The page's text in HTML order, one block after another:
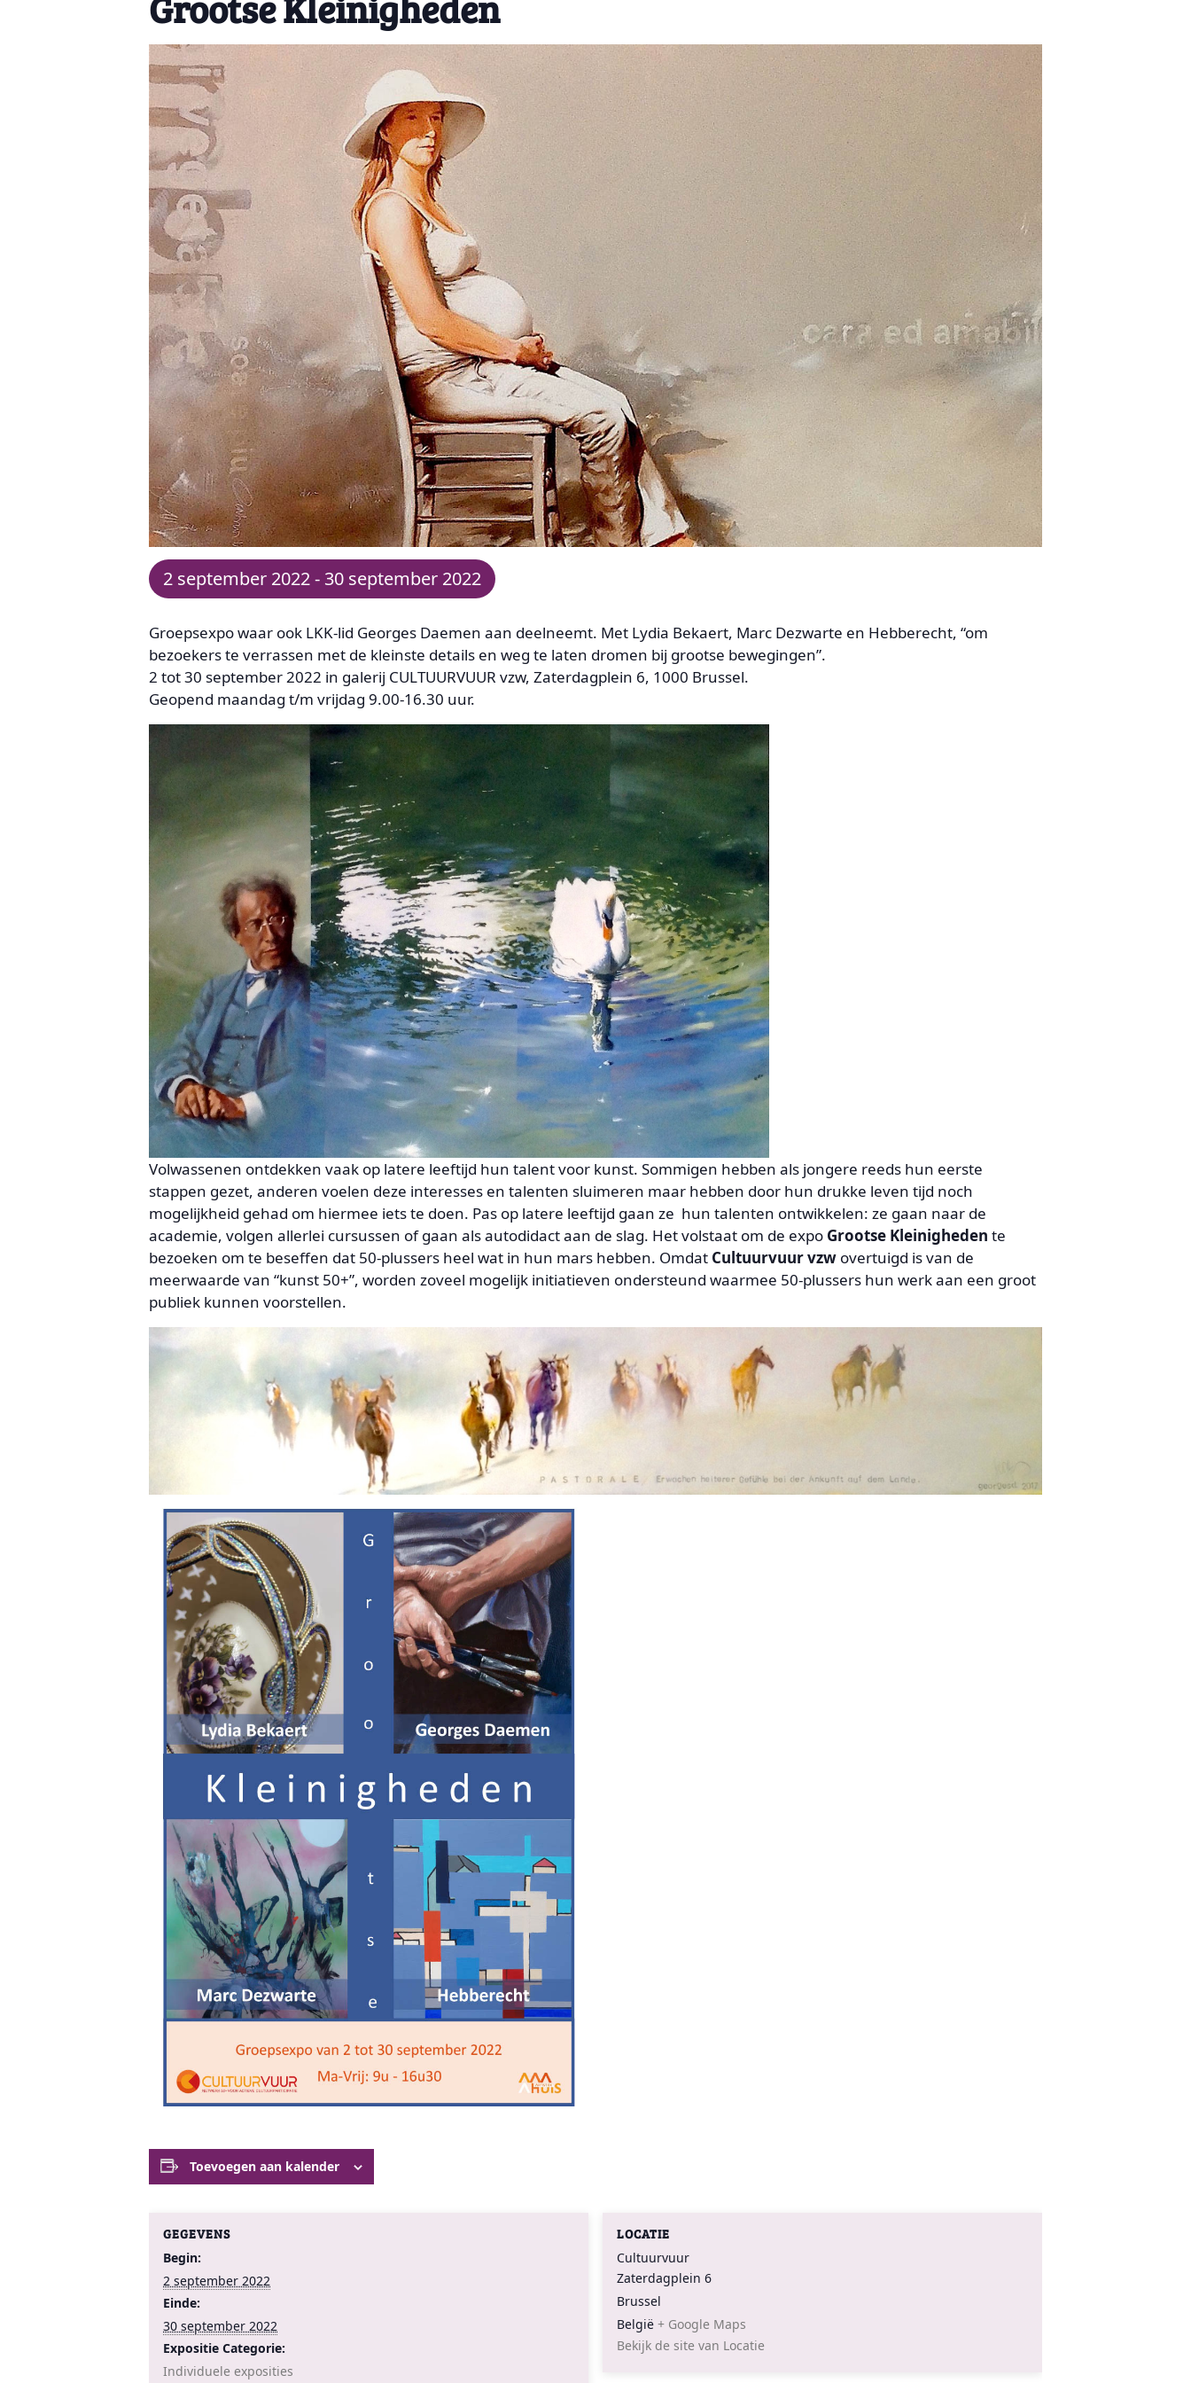
2 september 2022- 30 september 2022
Groepsexpo waar ook LKK-lid Georges Daemen aan deelneemt. Met Lydia Bekaert, Marc Dezwarte en Hebberecht, “om
bezoekers te verrassen met de kleinste details en weg te laten dromen bij grootse bewegingen”.
2 tot 30 september 2022 in galerij CULTUURVUUR vzw, Zaterdagplein 6, 1000 Brussel.
Geopend maandag t/m vrijdag 9.00-16.30 uur.
Volwassenen ontdekken vaak op latere leeftijd hun talent voor kunst. Sommigen hebben als jongere reeds hun eerste
stappen gezet, anderen voelen deze interesses en talenten sluimeren maar hebben door hun drukke leven tijd noch
mogelijkheid gehad om hiermee iets te doen. Pas op latere leeftijd gaan ze hun talenten ontwikkelen: ze gaan naar de
academie, volgen allerlei cursussen of gaan als autodidact aan de slag. Het volstaat om de expo Grootse Kleinigheden te
bezoeken om te beseffen dat 50-plussers heel wat in hun mars hebben. Omdat Cultuurvuur vzw overtuigd is van de
meerwaarde van “kunst 50+”, worden zoveel mogelijk initiatieven ondersteund waarmee 50-plussers hun werk aan een groot
publiek kunnen voorstellen.
Toevoegen aan kalender
GEGEVENS
Begin:
2 september 2022
Einde:
30 september 2022
Expositie Categorie:
Individuele exposities
LOCATIE
Cultuurvuur
Zaterdagplein 6
Brussel
België + Google Maps
Bekijk de site van Locatie